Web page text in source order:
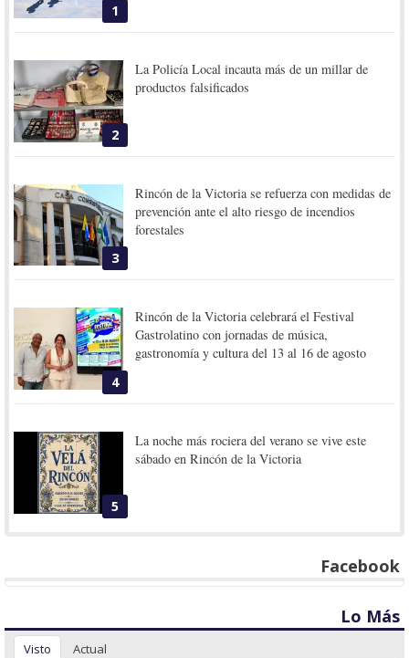
1
2
La Policía Local incauta más de un millar de
productos falsificados
3
Rincón de la Victoria se refuerza con medidas de
prevención ante el alto riesgo de incendios
forestales
4
Rincón de la Victoria celebrará el Festival
Gastrolatino con jornadas de música,
gastronomía y cultura del 13 al 16 de agosto
5
La noche más rociera del verano se vive este
sábado en Rincón de la Victoria
Facebook
Lo Más
Visto Actual